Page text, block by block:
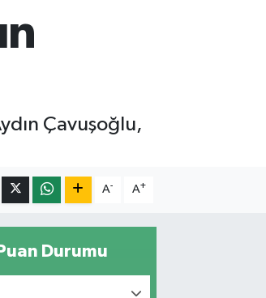
Çavuşoğlu,
A- A+
Durumu